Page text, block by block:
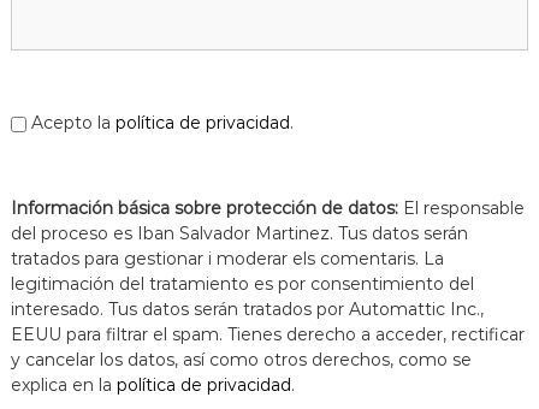
Acepto la política de privacidad.
Información básica sobre protección de datos: El responsable
del proceso es Iban Salvador Martinez. Tus datos serán
tratados para gestionar i moderar els comentaris. La
legitimación del tratamiento es por consentimiento del
interesado. Tus datos serán tratados por Automattic Inc.,
EEUU para filtrar el spam. Tienes derecho a acceder, rectificar
y cancelar los datos, así como otros derechos, como se
explica en la política de privacidad.